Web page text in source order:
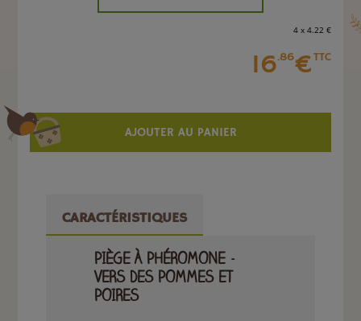
4 x 4.22 €
16.86€TTC
AJOUTER AU PANIER
CARACTÉRISTIQUES
PIÈGE À PHÉROMONE -
VERS DES POMMES ET
POIRES